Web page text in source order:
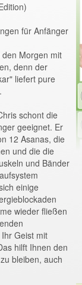
für Anfänger
Morgen mit
denn der
liefert pure
schont die
geeignet. Er
12 Asanas, die
und die die
und Bänder
einige
wieder fließen
Geist mit
hilft Ihnen den
bleiben, auch